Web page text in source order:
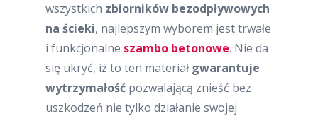
wszystkich zbiorników bezodpływowych
na ścieki, najlepszym wyborem jest trwałe
i funkcjonalne szambo betonowe. Nie da
się ukryć, iż to ten materiał gwarantuje
wytrzymałość pozwalającą znieść bez
uszkodzeń nie tylko działanie swojej